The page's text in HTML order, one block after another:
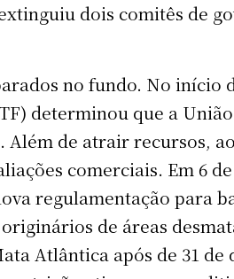
dois comitês de
no fundo. No início
determinou que a
Além de atrair recursos,
comerciais. Em 6
regulamentação para
de áreas
Atlântica após de 31 de